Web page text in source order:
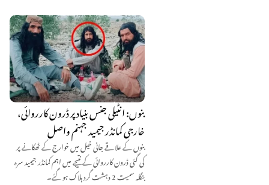
بنوں: انٹیلی جنس بنیاد پر ڈرون کارروائی،
خارجی کمانڈر جیمید جہنم واصل
بنوں کے علاقے جانی خیل میں خوارج کے ٹھکانے پر
کی گئی ڈرون کارروائی کے نتیجے میں اہم کمانڈر جیمید سرہ
بنگلہ سمیت 2 دہشت گرد ہلاک ہو گئے۔